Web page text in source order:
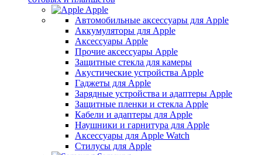
Apple
Автомобильные аксессуары для Apple
Аккумуляторы для Apple
Аксессуары Apple
Прочие аксессуары Apple
Защитные стекла для камеры
Акустические устройства Apple
Гаджеты для Apple
Зарядные устройства и адаптеры Apple
Защитные пленки и стекла Apple
Кабели и адаптеры для Apple
Наушники и гарнитура для Apple
Аксессуары для Apple Watch
Стилусы для Apple